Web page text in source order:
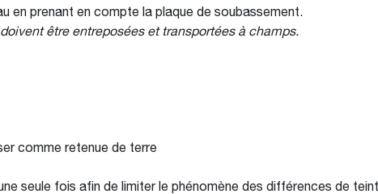
en prenant en compte la plaque de soubassement.
être entreposées et transportées à champs.
comme retenue de terre
seule fois afin de limiter le phénomène des différences de